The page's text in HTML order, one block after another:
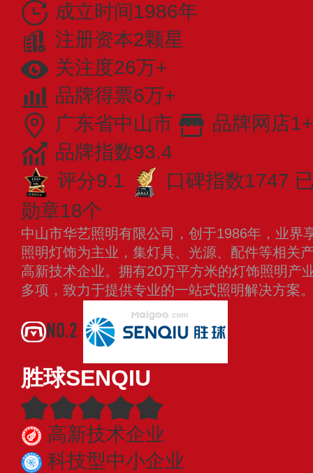
成立时间1986年
注册资本2颗星
关注度26万+
品牌得票6万+
广东省中山市
品牌网店1+
品牌指数93.4
评分9.1
口碑指数1747
勋章18个
中山市华艺照明有限公司，创于1986年，业界
照明灯饰为主业，集灯具、光源、配件等相关
高新技术企业。拥有20万平方米的灯饰照明产
多项，致力于提供专业的一站式照明解决方案
NO.2
胜球SENQIU
高新技术企业
科技型中小企业